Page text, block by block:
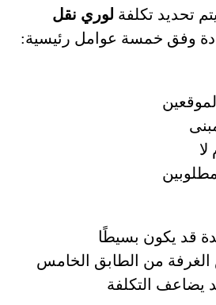
يتم تحديد تكلفة لوري نقل
وفق خمسة عوامل رئيسية:
قد يكون بسيطًا
من الطابق الخامس
يضاعف التكلفة